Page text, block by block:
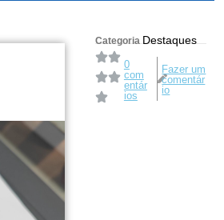
Categoria Destaques
0
com
entár
ios
Fazer um
comentár
io